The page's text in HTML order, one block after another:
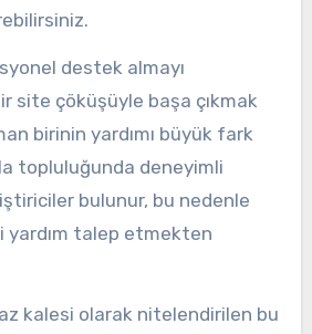
destek almayı
site çöküşüyle başa çıkmak
birinin yardımı büyük fark
topluluğunda deneyimli
bulunur, bu nedenle
yardım talep etmekten
kalesi olarak nitelendirilen bu